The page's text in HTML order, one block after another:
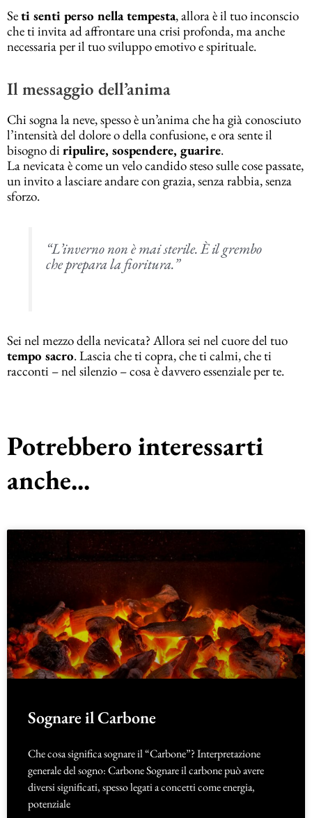
Seti senti perso nella tempesta, allora è il tuo inconscio
che ti invita ad affrontare una crisi profonda, ma anche
necessaria per il tuo sviluppo emotivo e spirituale.
Il messaggio dell’anima
Chi sogna la neve, spesso è un’anima che ha già conosciuto
l’intensità del dolore o della confusione, e ora sente il
bisogno di ripulire, sospendere, guarire.
La nevicata è come un velo candido steso sulle cose passate,
un invito a lasciare andare con grazia, senza rabbia, senza
sforzo.
“L’inverno non è mai sterile. È il grembo
che prepara la fioritura.”
Sei nel mezzo della nevicata? Allora sei nel cuore del tuo
tempo sacro. Lascia che ti copra, che ti calmi, che ti
racconti – nel silenzio – cosa è davvero essenziale per te.
Potrebbero interessarti
anche...
Sognare il Carbone
Che cosa significa sognare il “Carbone”? Interpretazione
generale del sogno: Carbone Sognare il carbone può avere
diversi significati, spesso legati a concetti come energia,
potenziale